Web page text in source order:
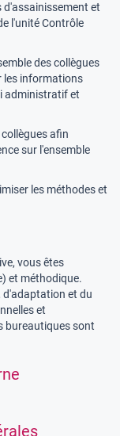
et
l'unité Contrôle
des collègues
les informations
administratif et
afin
sur l'ensemble
les méthodes et
vous êtes
et méthodique.
d'adaptation et du
et
bureautiques sont